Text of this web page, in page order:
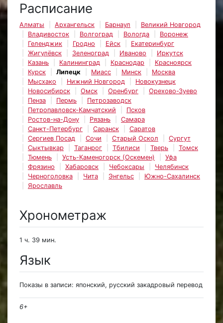
Расписание
Алматы Архангельск Барнаул
Великий Новгород
Владивосток
Волгоград Вологда
Воронеж
Геленджик
Гродно Ейск
Екатеринбург
Жигулёвск
Зеленоград Иваново
Иркутск
Казань
Калининград Краснодар
Красноярск
Курск
Липецк Миасс Минск
Москва
Мысхако
Нижний Новгород
Новокузнецк
Новосибирск
Омск Оренбург
Орехово-Зуево
Пенза
Пермь
Петрозаводск
Петропавловск-Камчатский
Псков
Ростов-на-Дону
Рязань
Самара
Санкт-Петербург
Саранск
Саратов
Сергиев Посад
Сочи Старый Оскол
Сургут
Сыктывкар
Таганрог Тбилиси Тверь
Томск
Тюмень
Усть-Каменогорск (Оскемен)
Уфа
Фрязино
Хабаровск Чебоксары
Челябинск
Черноголовка
Чита Энгельс
Южно-Сахалинск
Ярославль
Хронометраж
1 ч. 39 мин.
Язык
Показы в записи: японский, русский закадровый перевод
6+